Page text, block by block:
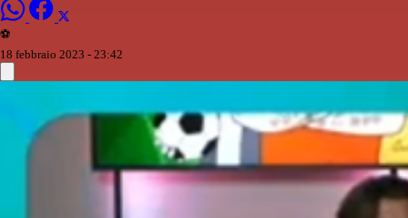
⚽️
18 febbraio 2023 - 23:42